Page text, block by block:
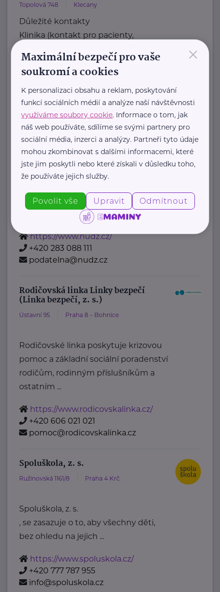
Topolová 748 Klecany
Důležité kontakty
Klinika (kontakt pro pacienty,
Telefon
+420 283 088 244
E-mail
ambulance@nudz.cz
Zdravotní dokumentace
Telefon
+420 283 088 111
E-mail
datová schránka: uehpcbb
Telefon
https://www.nudz.cz/
+420 283 088 111
podatelna@nudz.cz
Rodičovská linka Linky bezpečí
(Linka bezpečí, z. s.)
Ústavní 95 Praha 8 – Bohnice
Rodičovské linka poskytuje krizovou
pomoc a základní sociální poradenství
rodičům, rodinným příslušníkům a
ostatním ...
https://www.rodicovskalinka.cz/
+420 606 021 021
pomoc@rodicovskalinka.cz
Spoluškola, z. s.
Ružinovská 1161/8 Praha 4 Krč
Spoluškola, z. s.
, se zasazuje o to, aby všechny děti,
bez ohledu na jejich ...
https://www.spoluskola.cz/
+420 777 787 955
info@spoluskola.cz
×
Maximální bezpečí pro vaše
soukromí a cookies
K personalizaci obsahu a reklam, poskytování
funkcí sociálních médií a analýze naší návštěvnosti
využíváme soubory cookie. Informace o tom, jak
náš web používáte, sdílíme se svými partnery pro
sociální média, inzerci a analýzy. Partneři tyto údaje
mohou zkombinovat s dalšími informacemi, které
jste jim poskytli nebo které získali v důsledku toho,
že používáte jejich služby.
Povolit vše Upravit Odmítnout